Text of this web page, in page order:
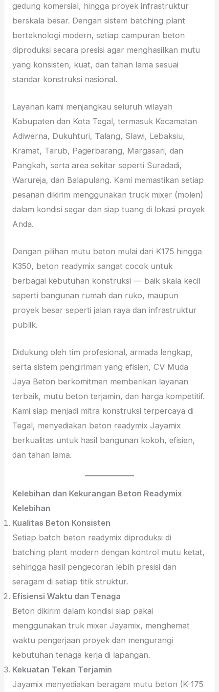
gedung komersial, hingga proyek infrastruktur
berskala besar. Dengan sistem batching plant
berteknologi modern, setiap campuran beton
diproduksi secara presisi agar menghasilkan mutu
yang konsisten, kuat, dan tahan lama sesuai
standar konstruksi nasional.
Layanan kami menjangkau seluruh wilayah
Kabupaten dan Kota Tegal, termasuk Kecamatan
Adiwerna, Dukuhturi, Talang, Slawi, Lebaksiu,
Kramat, Tarub, Pagerbarang, Margasari, dan
Pangkah, serta area sekitar seperti Suradadi,
Warureja, dan Balapulang. Kami memastikan setiap
pesanan dikirim menggunakan truck mixer (molen)
dalam kondisi segar dan siap tuang di lokasi proyek
Anda.
Dengan pilihan mutu beton mulai dari K175 hingga
K350, beton readymix sangat cocok untuk
berbagai kebutuhan konstruksi — baik skala kecil
seperti bangunan rumah dan ruko, maupun
proyek besar seperti jalan raya dan infrastruktur
publik.
Didukung oleh tim profesional, armada lengkap,
serta sistem pengiriman yang efisien, CV Muda
Jaya Beton berkomitmen memberikan layanan
terbaik, mutu beton terjamin, dan harga kompetitif.
Kami siap menjadi mitra konstruksi terpercaya di
Tegal, menyediakan beton readymix Jayamix
berkualitas untuk hasil bangunan kokoh, efisien,
dan tahan lama.
Kelebihan dan Kekurangan Beton Readymix
Kelebihan
Kualitas Beton Konsisten
Setiap batch beton readymix diproduksi di
batching plant modern dengan kontrol mutu ketat,
sehingga hasil pengecoran lebih presisi dan
seragam di setiap titik struktur.
Efisiensi Waktu dan Tenaga
Beton dikirim dalam kondisi siap pakai
menggunakan truk mixer Jayamix, menghemat
waktu pengerjaan proyek dan mengurangi
kebutuhan tenaga kerja di lapangan.
Kekuatan Tekan Terjamin
Jayamix menyediakan beragam mutu beton (K-175